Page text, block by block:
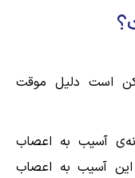
است دلیل موقت
آسیب به اعصاب
آسیب به اعصاب